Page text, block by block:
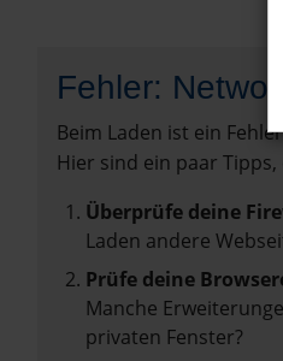
Fehler:
Beim Laden ist ein
Hier sind ein paar
Überprüfe deine
Laden andere
Prüfe deine
Manche
privaten Fenster?